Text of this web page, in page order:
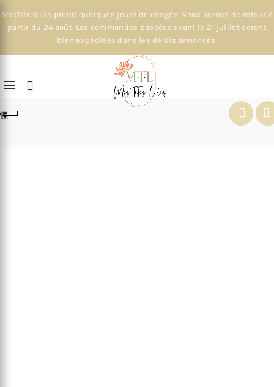
MesTitesLilis prend quelques jours de congés. Nous serons de retour à
partir du 24 août. Les commandes passées avant le 21 juillet seront
bien expédiées dans les délais annoncés.